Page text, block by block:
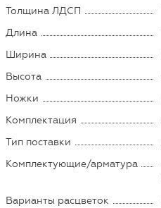
Толщина ЛДСП
Длина
Ширина
Высота
Ножки
Комплектация
Тип поставки
Комплектующие/арматура
Варианты расцветок